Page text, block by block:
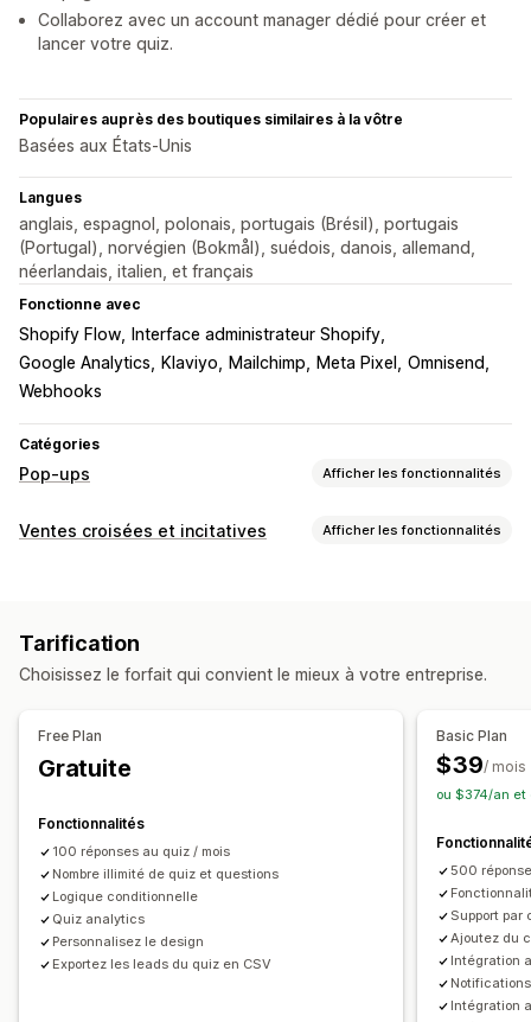
Collaborez avec un account manager dédié pour créer et
lancer votre quiz.
Populaires auprès des boutiques similaires à la vôtre
Basées aux États-Unis
Langues
anglais, espagnol, polonais, portugais (Brésil), portugais
(Portugal), norvégien (Bokmål), suédois, danois, allemand,
néerlandais, italien, et français
Fonctionne avec
Shopify Flow
Interface administrateur Shopify
Google Analytics
Klaviyo Mailchimp Meta Pixel
Omnisend
Webhooks
Catégories
Pop-ups Afficher les fonctionnalités
Types de pop-up
Gestion des pop-ups
Traduction
Campagnes
Automatisations
Analyses de données
Ventes croisées et incitatives Afficher les fonctionnalités
HTML personnalisé
Règles personnalisées
Recommandations basées sur l’IA
Analyses de données
Taux de clics Taux de conversion
Performance des recommandations
Optimisation des suggestions
Entonnoir des performances
Tarification
Choisissez le forfait qui convient le mieux à votre entreprise.
Free Plan
Gratuite
Fonctionnalités
100 réponses au quiz / mois
Nombre illimité de quiz et questions
Logique conditionnelle
Quiz analytics
Personnalisez le design
Exportez les leads du quiz en CSV
Basic Plan
$39/ mois
ou $374/an et
500
Support par
Ajoutez du
Intégration
Intégration